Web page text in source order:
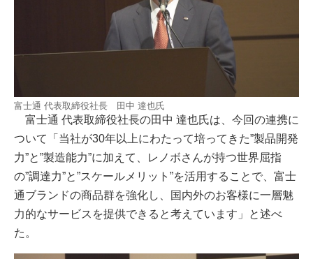
富士通 代表取締役社長 田中 達也氏
富士通 代表取締役社長の田中 達也氏は、今回の連携に
ついて「当社が30年以上にわたって培ってきた”製品開発
力”と”製造能力”に加えて、レノボさんが持つ世界屈指
の”調達力”と”スケールメリット”を活用することで、富士
通ブランドの商品群を強化し、国内外のお客様に一層魅
力的なサービスを提供できると考えています」と述べ
た。